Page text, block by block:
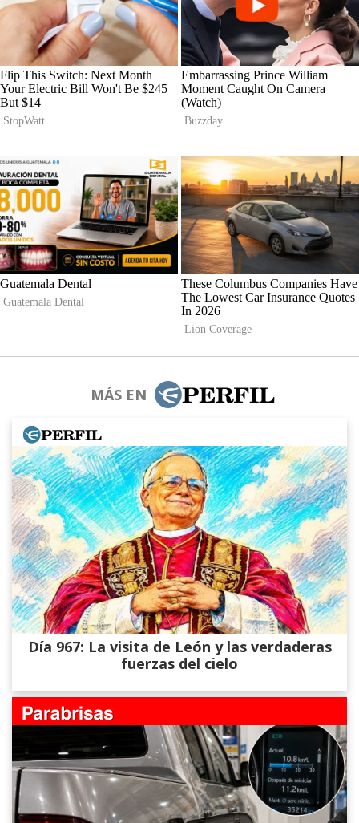
MÁS EN
Día 967: La visita de León y las verdaderas
fuerzas del cielo